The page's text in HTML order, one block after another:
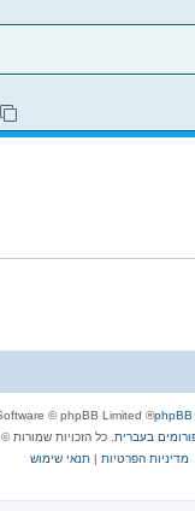
phpBB
® Forum Software © phpBB Limited
. כל הזכויות שמורות © 2017 - phpBB.co.il.
מדיניות הפרטיות | תנאי שימוש